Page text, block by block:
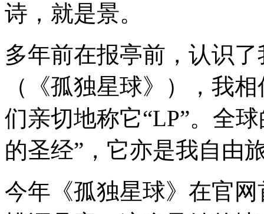
诗，就是景。
多年前在报亭前，认识
（《孤独星球》），我
们亲切地称它“LP”。全
的圣经” ，它亦是我自由
今年《孤独星球》在官